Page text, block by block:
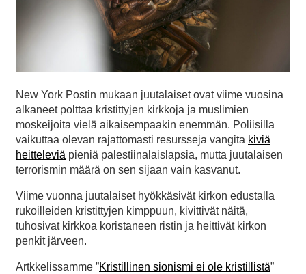
New York Postin mukaan juutalaiset ovat viime vuosina
alkaneet polttaa kristittyjen kirkkoja ja muslimien
moskeijoita vielä aikaisempaakin enemmän. Poliisilla
vaikuttaa olevan rajattomasti resursseja vangita kiviä
heitteleviä pieniä palestiinalaislapsia, mutta juutalaisen
terrorismin määrä on sen sijaan vain kasvanut.
Viime vuonna juutalaiset hyökkäsivät kirkon edustalla
rukoilleiden kristittyjen kimppuun, kivittivät näitä,
tuhosivat kirkkoa koristaneen ristin ja heittivät kirkon
penkit järveen.
Artkkelissamme ”Kristillinen sionismi ei ole kristillistä”